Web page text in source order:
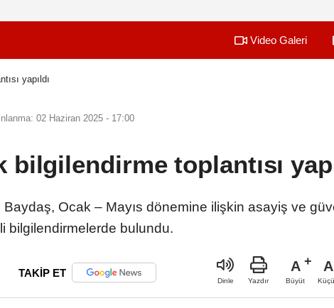
Video Galeri
yapıldı
02 Haziran 2025 - 17:00
toplantısı
Ocak – Mayıs dönemine ilişkin asayiş ve
bilgilendirmelerde bulundu.
TAKİP ET
Dinle Yazdır
A
Büyüt
A